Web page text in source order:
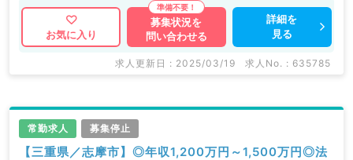
お気に入り
募集状況を
問い合わせる
詳細を
見る
求人更新日 : 2025/03/19 求人No. : 635785
常勤求人 募集停止
【三重県／志摩市】◎年収1,200万円～1,500万円◎法